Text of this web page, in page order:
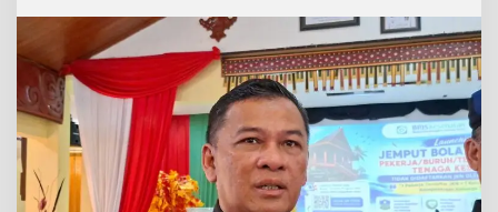
j
P
P
G
T
a